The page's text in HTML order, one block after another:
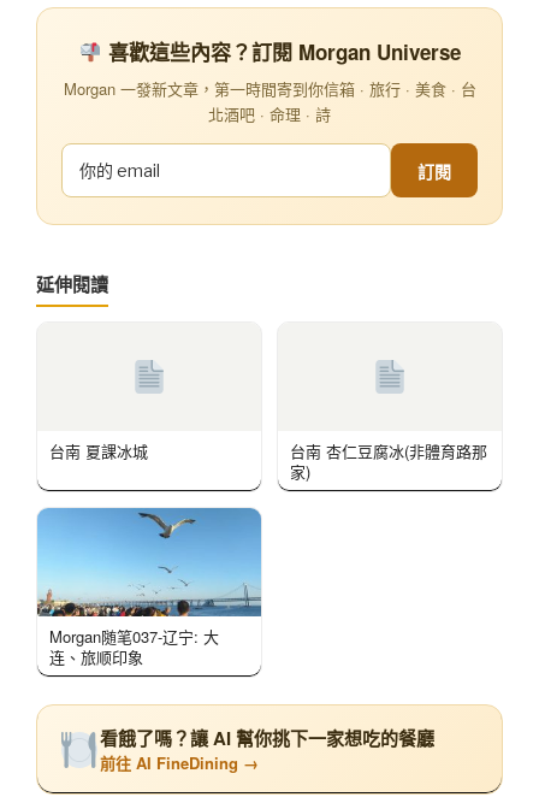
喜歡這些內容？訂閱 Morgan Universe
Morgan 一發新文章，第一時間寄到你信箱 · 旅行 · 美食 · 台
北酒吧 · 命理 · 詩
訂閱
延伸閱讀
台南 夏課冰城
台南 杏仁豆腐冰(非體育路那
家)
Morgan随笔037-辽宁: 大
连、旅顺印象
看餓了嗎？讓 AI 幫你挑下一家想吃的餐廳
前往 AI FineDining →